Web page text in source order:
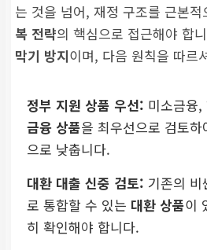
는 것을 넘어, 재정 구조를 근본적
복 전략의 핵심으로 접근해야 합
막기 방지이며, 다음 원칙을 따르
정부 지원 상품 우선: 미소금융,
금융 상품을 최우선으로 검토
으로 낮춥니다.
대환 대출 신중 검토: 기존의 비
로 통합할 수 있는 대환 상품이
히 확인해야 합니다.